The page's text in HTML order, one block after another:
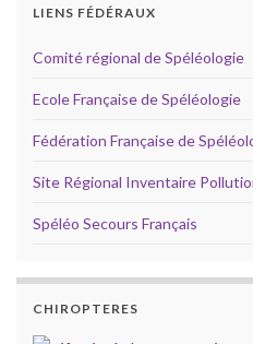
LIENS FÉDÉRAUX
Comité régional de Spéléologie
Ecole Française de Spéléologie
Fédération Française de
Site Régional Inventaire
Spéléo Secours Français
CHIROPTERES